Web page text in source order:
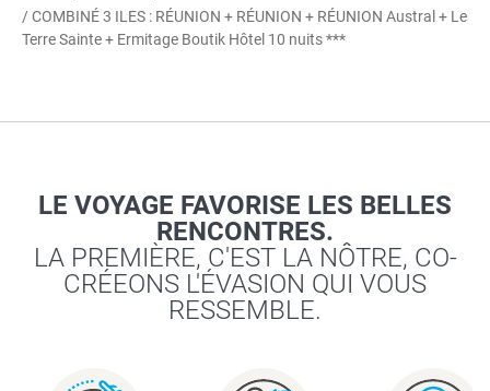
/ COMBINÉ 3 ILES : RÉUNION + RÉUNION + RÉUNION Austral + Le
Terre Sainte + Ermitage Boutik Hôtel 10 nuits ***
LE VOYAGE FAVORISE LES BELLES
RENCONTRES.
LA PREMIÈRE, C'EST LA NÔTRE, CO-
CRÉEONS L'ÉVASION QUI VOUS
RESSEMBLE.